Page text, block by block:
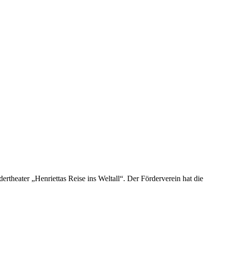
„Henriettas Reise ins Weltall“. Der Förderverein hat die